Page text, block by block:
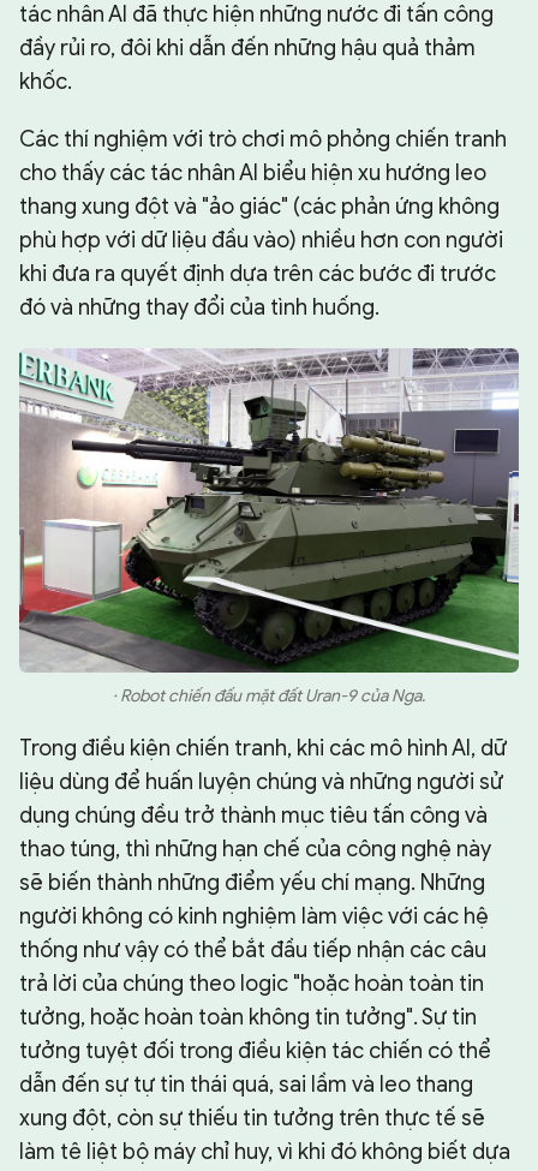
tác nhân AI đã thực hiện những nước đi tấn công
đầy rủi ro, đôi khi dẫn đến những hậu quả thảm
khốc.
Các thí nghiệm với trò chơi mô phỏng chiến tranh
cho thấy các tác nhân AI biểu hiện xu hướng leo
thang xung đột và "ảo giác" (các phản ứng không
phù hợp với dữ liệu đầu vào) nhiều hơn con người
khi đưa ra quyết định dựa trên các bước đi trước
đó và những thay đổi của tình huống.
· Robot chiến đấu mặt đất Uran-9 của Nga.
Trong điều kiện chiến tranh, khi các mô hình AI, dữ
liệu dùng để huấn luyện chúng và những người sử
dụng chúng đều trở thành mục tiêu tấn công và
thao túng, thì những hạn chế của công nghệ này
sẽ biến thành những điểm yếu chí mạng. Những
người không có kinh nghiệm làm việc với các hệ
thống như vậy có thể bắt đầu tiếp nhận các câu
trả lời của chúng theo logic "hoặc hoàn toàn tin
tưởng, hoặc hoàn toàn không tin tưởng". Sự tin
tưởng tuyệt đối trong điều kiện tác chiến có thể
dẫn đến sự tự tin thái quá, sai lầm và leo thang
xung đột, còn sự thiếu tin tưởng trên thực tế sẽ
làm tê liệt bộ máy chỉ huy, vì khi đó không biết dựa